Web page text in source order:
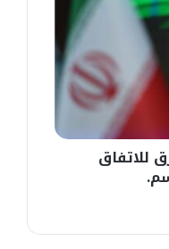
للاتفاق